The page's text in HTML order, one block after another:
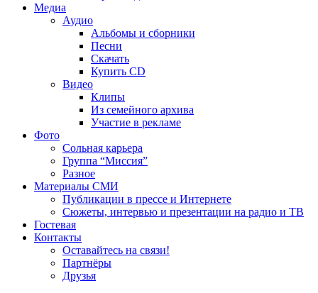
Медиа
Аудио
Альбомы и сборники
Песни
Скачать
Купить CD
Видео
Клипы
Из семейного архива
Участие в рекламе
Фото
Сольная карьера
Группа “Миссия”
Разное
Материалы СМИ
Публикации в прессе и Интернете
Сюжеты, интервью и презентации на радио и ТВ
Гостевая
Контакты
Оставайтесь на связи!
Партнёры
Друзья